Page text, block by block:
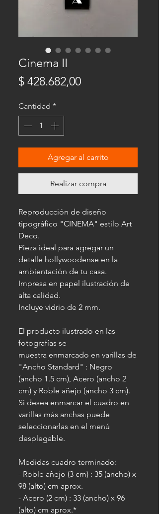
Cinema II
$ 428.682,00Precio
Cantidad *
Agregar al carrito
Realizar compra
Reproducción de diseño
tipográfico "CINEMA" estilo Art
Deco.
Pieza ideal para agregar un
detalle hollywoodense en la
ambientación de tu casa.
Impresa en papel ilustración de
alta calidad.
Incluye vidrio de 2 mm.
El producto ilustrado en las
fotografías se
muestra enmarcado en varillas de
"Ancho Standard" : Negro
(ancho 1.5 cm), Acero (ancho 2
cm) y Roble añejo (ancho 3 cm).
Si desea enmarcar el cuadro en
varillas más anchas puede
seleccionarlas en el menú
desplegable.
Medidas cuadro terminado:
- Roble añejo (3 cm) : 35 (ancho) x
98 (alto) cm aprox.
- Acero (2 cm) : 33 (ancho) x 96
(alto) cm aprox.*